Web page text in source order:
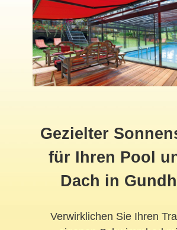
Gezielter
für Ihren Pool
Dach in
Verwirklichen Sie Ihren